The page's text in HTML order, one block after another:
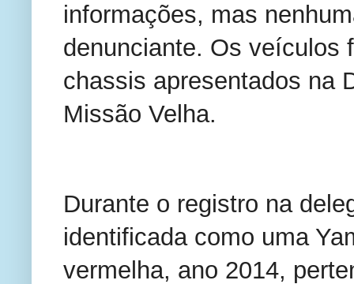
informações, mas
denunciante. Os veículos
chassis apresentados na
Missão Velha.
Durante o registro na
identificada como uma
vermelha, ano 2014,